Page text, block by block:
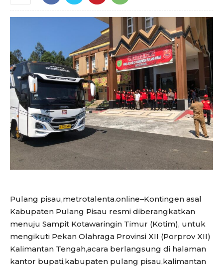
Pulang pisau,metrotalenta.online–Kontingen asal
Kabupaten Pulang Pisau resmi diberangkatkan
menuju Sampit Kotawaringin Timur (Kotim), untuk
mengikuti Pekan Olahraga Provinsi XII (Porprov XII)
Kalimantan Tengah,acara berlangsung di halaman
kantor bupati,kabupaten pulang pisau,kalimantan